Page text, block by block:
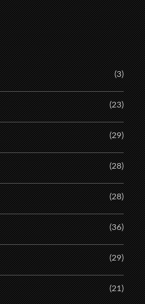
(3)
(23)
(29)
(28)
(28)
(36)
(29)
(21)